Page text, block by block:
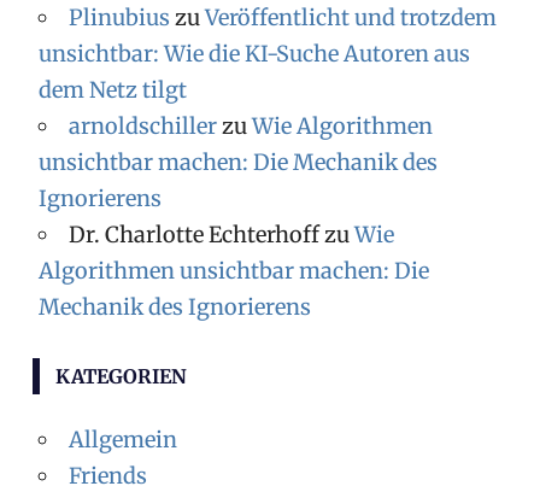
Plinubius zuVeröffentlicht und trotzdem
unsichtbar: Wie die KI-Suche Autoren aus
dem Netz tilgt
arnoldschillerzuWie Algorithmen
unsichtbar machen: Die Mechanik des
Ignorierens
Dr. Charlotte EchterhoffzuWie
Algorithmen unsichtbar machen: Die
Mechanik des Ignorierens
KATEGORIEN
Allgemein
Friends